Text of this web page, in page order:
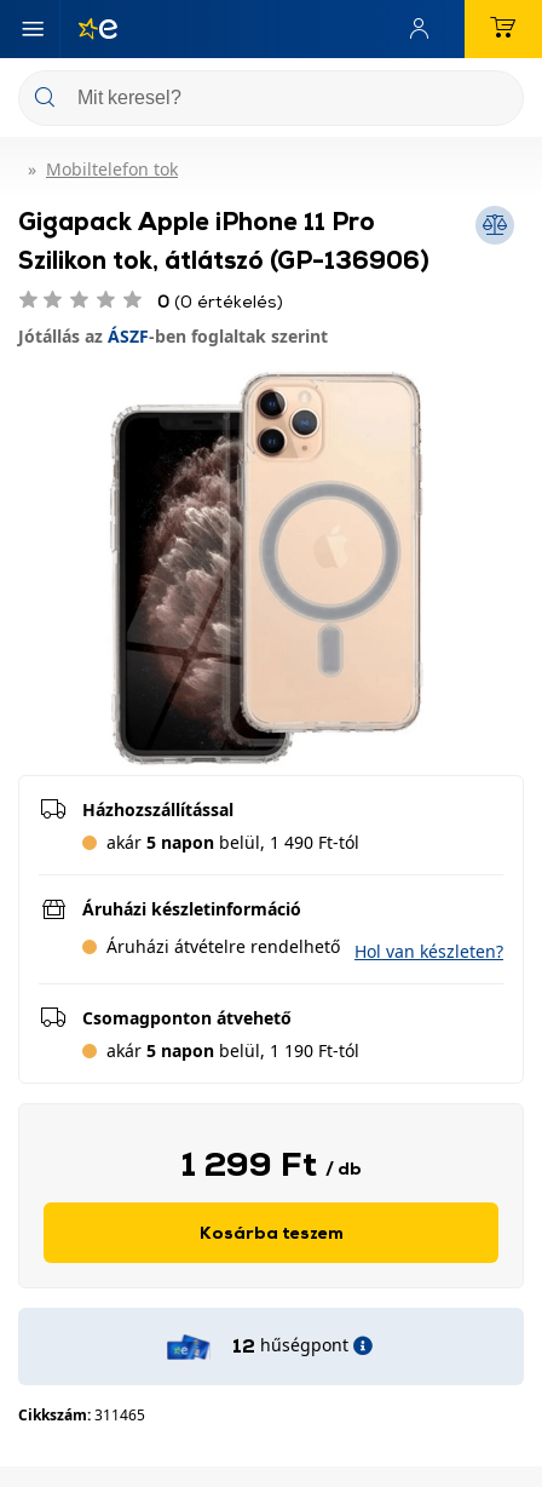
Mobiltelefon tok
Gigapack Apple iPhone 11 Pro
Szilikon tok, átlátszó (GP-136906)
0 (0 értékelés)
Jótállás az ÁSZF-ben foglaltak szerint
Házhozszállítással
akár 5 napon belül, 1 490 Ft-tól
Áruházi készletinformáció
Áruházi átvételre rendelhető
Hol van készleten?
Csomagponton átvehető
akár 5 napon belül, 1 190 Ft-tól
1 299 Ft / db
Kosárba teszem
12 hűségpont
Cikkszám:311465